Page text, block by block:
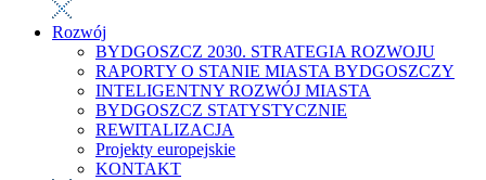
Rozwój
BYDGOSZCZ 2030. STRATEGIA ROZWOJU
RAPORTY O STANIE MIASTA BYDGOSZCZY
INTELIGENTNY ROZWÓJ MIASTA
BYDGOSZCZ STATYSTYCZNIE
REWITALIZACJA
Projekty europejskie
KONTAKT